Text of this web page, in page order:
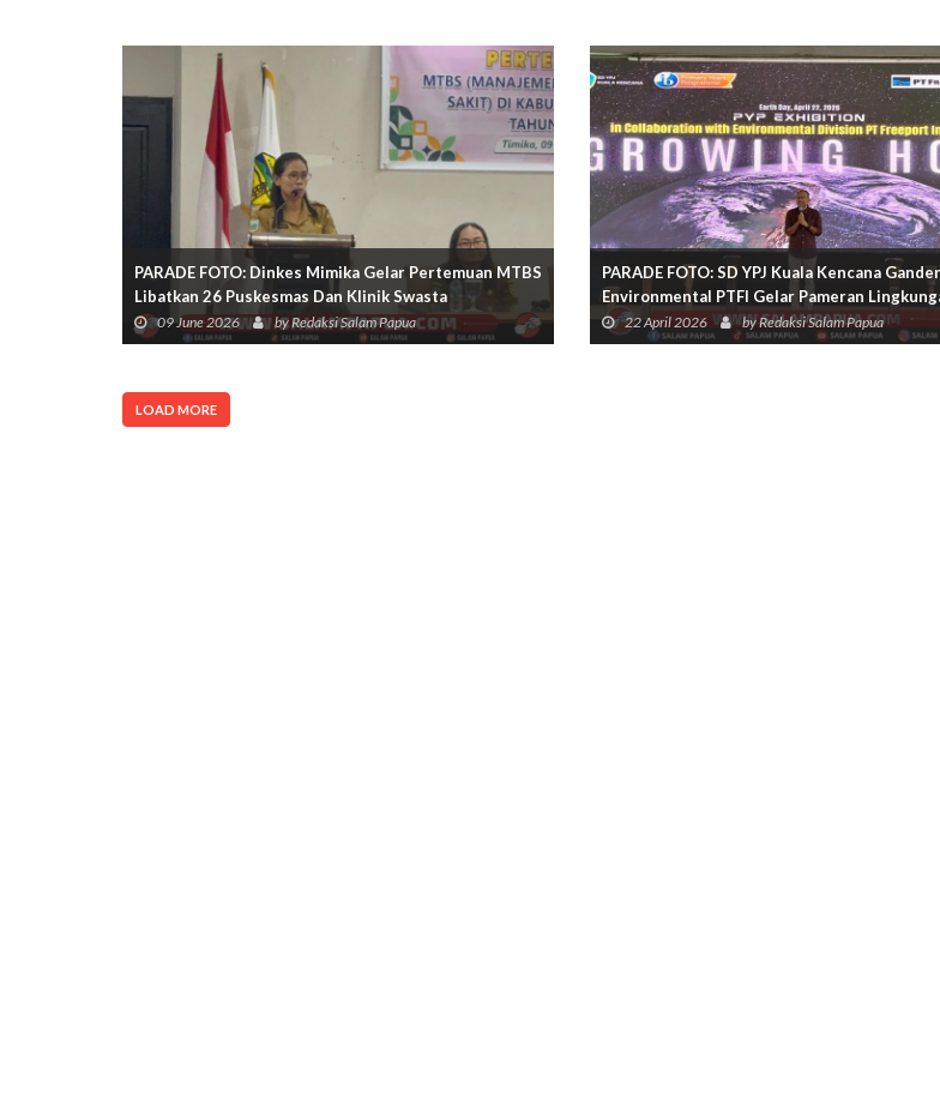
PARADE FOTO: Dinkes Mimika Gelar Pertemuan MTBS
Libatkan 26 Puskesmas Dan Klinik Swasta
09 June 2026 by Redaksi Salam Papua
PARADE FOTO: SD YPJ Kuala Kencana
Environmental PTFI Gelar Pameran
22 April 2026 by Redaksi Salam Papua
LOAD MORE